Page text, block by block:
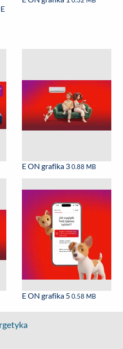
E ON grafika 30.88 MB
E ON grafika 50.58 MB